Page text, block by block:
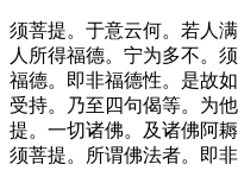
须菩提。于意云何。若人
人所得福德。宁为多不。
福德。即非福德性。是故
受持。乃至四句偈等。为
提。一切诸佛。及诸佛阿
须菩提。所谓佛法者。即非